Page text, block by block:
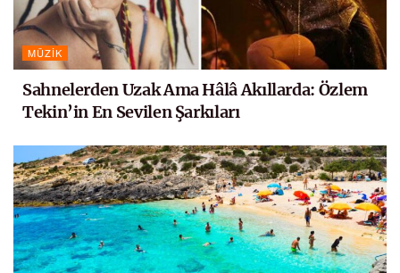
MÜZIK
Sahnelerden Uzak Ama Hâlâ Akıllarda: Özlem
Tekin’in En Sevilen Şarkıları